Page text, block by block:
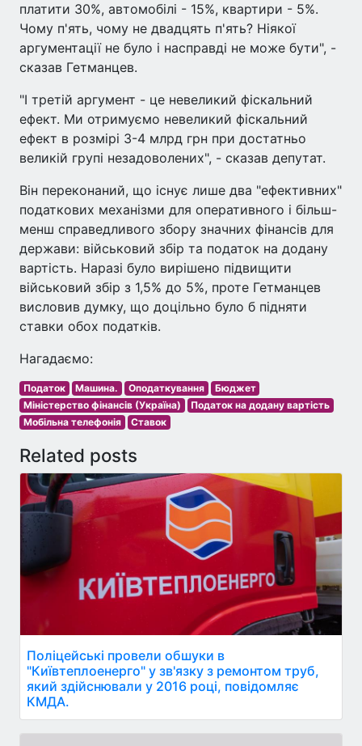
платити 30%, автомобілі - 15%, квартири - 5%.
Чому п'ять, чому не двадцять п'ять? Ніякої
аргументації не було і насправді не може бути", -
сказав Гетманцев.
"І третій аргумент - це невеликий фіскальний
ефект. Ми отримуємо невеликий фіскальний
ефект в розмірі 3-4 млрд грн при достатньо
великій групі незадоволених", - сказав депутат.
Він переконаний, що існує лише два "ефективних"
податкових механізми для оперативного і більш-
менш справедливого збору значних фінансів для
держави: військовий збір та податок на додану
вартість. Наразі було вирішено підвищити
військовий збір з 1,5% до 5%, проте Гетманцев
висловив думку, що доцільно було б підняти
ставки обох податків.
Нагадаємо:
Податок Машина. Оподаткування
Бюджет
Міністерство фінансів (Україна)
Податок на додану вартість
Мобільна телефонія
Ставок
Related posts
Поліцейські провели обшуки в
"Київтеплоенерго" у зв'язку з ремонтом труб,
який здійснювали у 2016 році, повідомляє
КМДА.